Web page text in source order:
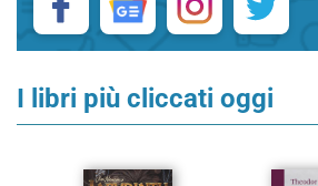
I libri più cliccati oggi